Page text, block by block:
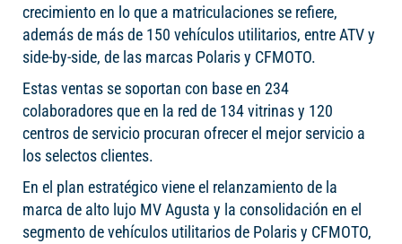
crecimiento en lo que a matriculaciones se refiere,
además de más de 150 vehículos utilitarios, entre ATV y
side-by-side, de las marcas Polaris y CFMOTO.
Estas ventas se soportan con base en 234
colaboradores que en la red de 134 vitrinas y 120
centros de servicio procuran ofrecer el mejor servicio a
los selectos clientes.
En el plan estratégico viene el relanzamiento de la
marca de alto lujo MV Agusta y la consolidación en el
segmento de vehículos utilitarios de Polaris y CFMOTO,